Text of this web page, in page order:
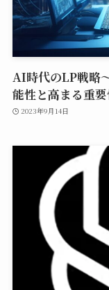
AI時代のLP戦略
能性と高まる重
2023年9月14日